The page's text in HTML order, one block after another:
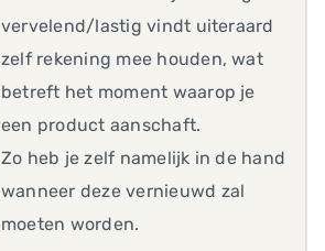
vervelend/lastig vindt uiteraard
zelf rekening mee houden, wat
betreft het moment waarop je
een product aanschaft.
Zo heb je zelf namelijk in de hand
wanneer deze vernieuwd zal
moeten worden.